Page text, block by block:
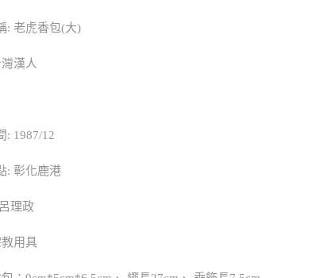
: 老虎香包(大)
漢人
: 1987/12
: 彰化鹿港
理政
用具